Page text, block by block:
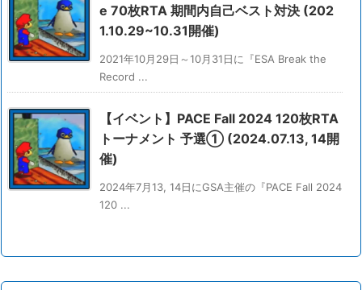
e 70枚RTA 期間内自己ベスト対決 (202
1.10.29~10.31開催)
2021年10月29日～10月31日に『ESA Break the
Record ...
【イベント】PACE Fall 2024 120枚RTA
トーナメント 予選① (2024.07.13, 14開
催)
2024年7月13, 14日にGSA主催の『PACE Fall 2024
120 ...